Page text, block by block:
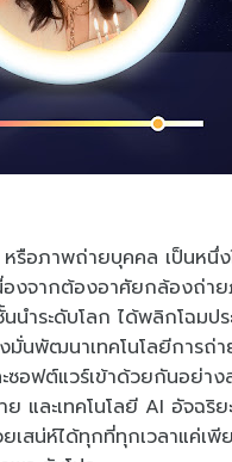
รือภาพถ่ายบุคคล เป็นหนึ่
งจากต้องอาศัยกล้องถ่า
นำระดับโลก ได้พลิกโฉม
มั่นพัฒนาเทคโนโลยีการถ่
ะซอฟต์แวร์เข้าด้วยกันอย่
ย และเทคโนโลยี AI อัจฉ
เสน่ห์ได้ทุกที่ทุกเวลาแค่เ